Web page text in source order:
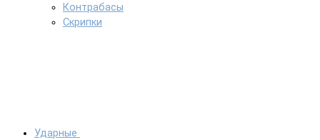
Контрабасы
Скрипки
Ударные